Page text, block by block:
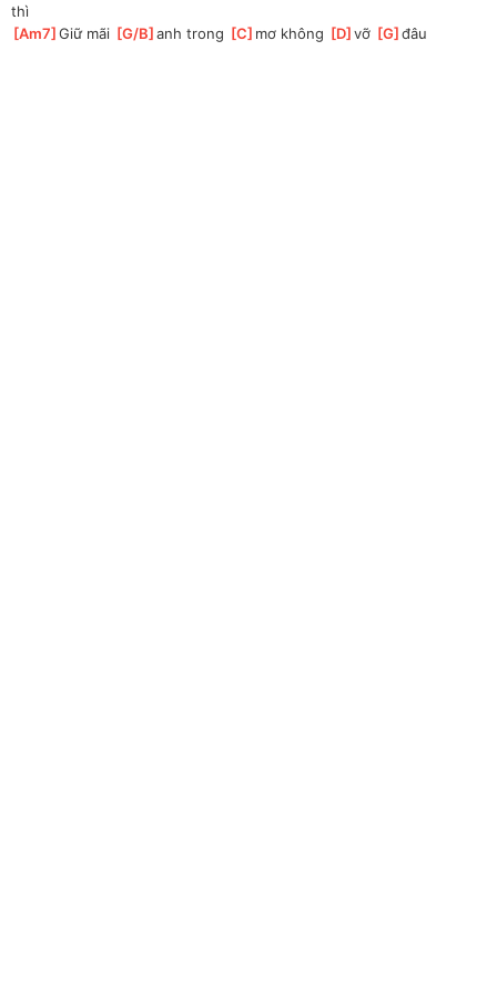
thì
[Am7 ]
Giữ mãi [G/B ]
anh trong [C ]mơ không [D ]
vỡ [G ]
đâu